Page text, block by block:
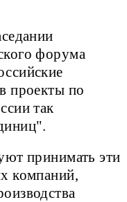
форума
проекты по
так
принимать эти
компаний,